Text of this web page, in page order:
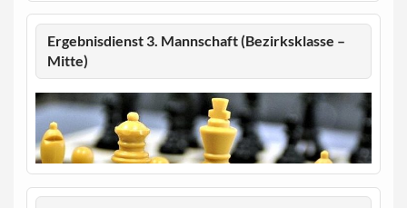
Ergebnisdienst 3. Mannschaft (Bezirksklasse –
Mitte)